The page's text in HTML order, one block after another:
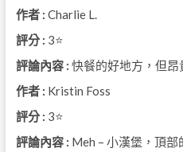
作者 : Charlie L.
評分 : 3⭐
評論內容 : 快餐的好地方，但昂
作者 : Kristin Foss
評分 : 3⭐
評論內容 : Meh – 小漢堡，頂